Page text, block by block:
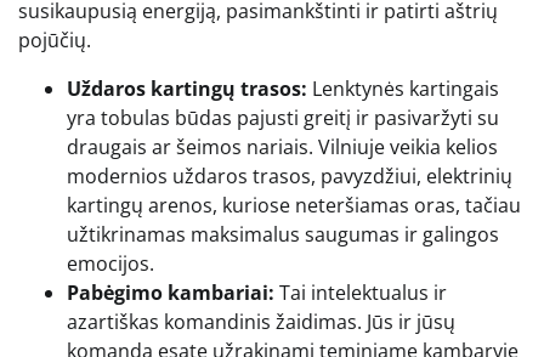
susikaupusią energiją, pasimankštinti ir patirti aštrių
pojūčių.
Uždaros kartingų trasos: Lenktynės kartingais
yra tobulas būdas pajusti greitį ir pasivaržyti su
draugais ar šeimos nariais. Vilniuje veikia kelios
modernios uždaros trasos, pavyzdžiui, elektrinių
kartingų arenos, kuriose neteršiamas oras, tačiau
užtikrinamas maksimalus saugumas ir galingos
emocijos.
Pabėgimo kambariai: Tai intelektualus ir
azartiškas komandinis žaidimas. Jūs ir jūsų
komanda esate užrakinami teminiame kambaryje